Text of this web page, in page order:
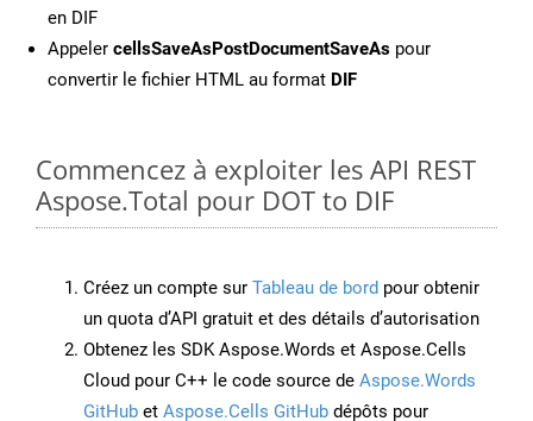
en DIF
Appeler cellsSaveAsPostDocumentSaveAs pour
convertir le fichier HTML au format DIF
Commencez à exploiter les API REST
Aspose.Total pour DOT to DIF
Créez un compte sur Tableau de bord pour obtenir
un quota d’API gratuit et des détails d’autorisation
Obtenez les SDK Aspose.Words et Aspose.Cells
Cloud pour C++ le code source de Aspose.Words
GitHub et Aspose.Cells GitHub dépôts pour